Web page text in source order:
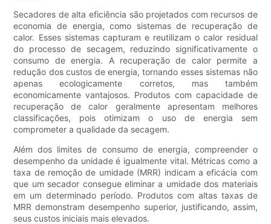
Secadores de alta eficiência são projetados com recursos de
economia de energia, como sistemas de recuperação de
calor. Esses sistemas capturam e reutilizam o calor residual
do processo de secagem, reduzindo significativamente o
consumo de energia. A recuperação de calor permite a
redução dos custos de energia, tornando esses sistemas não
apenas ecologicamente corretos, mas também
economicamente vantajosos. Produtos com capacidade de
recuperação de calor geralmente apresentam melhores
classificações, pois otimizam o uso de energia sem
comprometer a qualidade da secagem.
Além dos limites de consumo de energia, compreender o
desempenho da unidade é igualmente vital. Métricas como a
taxa de remoção de umidade (MRR) indicam a eficácia com
que um secador consegue eliminar a umidade dos materiais
em um determinado período. Produtos com altas taxas de
MRR demonstram desempenho superior, justificando, assim,
seus custos iniciais mais elevados.